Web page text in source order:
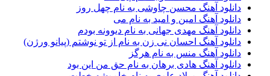
دانلود آهنگ محسن چاوشی به نام چهل روز
دانلود آهنگ امین و امید به نام می
دانلود آهنگ مهدی جهانی به نام دیوونه بودم
دانلود آهنگ احسان نی زن به نام از تو نوشتم (پیانو ورژن)
دانلود آهنگ منس به نام هرگز
دانلود آهنگ هادی برهان به نام حق من این بود